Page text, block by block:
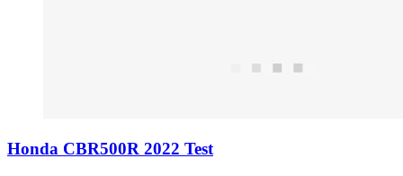
Honda CBR500R 2022 Test